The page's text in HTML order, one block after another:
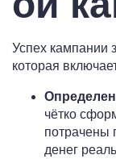
Успех кампании
которая
чётко
потрачены
денег